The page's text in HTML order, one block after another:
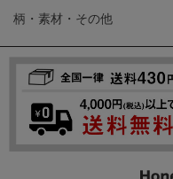
柄・素材・その他